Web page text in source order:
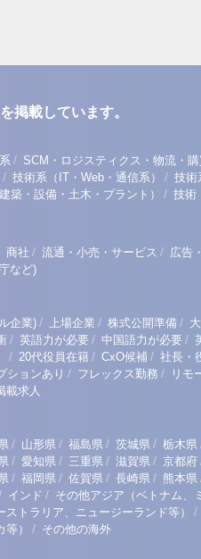
掲載しています。
/ SCM・ロジスティクス・物流・
/ 技術系（IT・Web・通信系） / 技術
築・設備・土木・プラント） / 技術
商社 / 流通・小売・サービス / 広告
など)
企業)/ 上場企業 / 株式公開準備 /
/ 英語力が必要 / 中国語力が必要 /
/ 20代役員在籍 / CxO候補 / 社長・
ションあり / フレックス勤務 / リモ
載求人
/ 山形県 / 福島県 / 茨城県 / 栃木県
/ 愛知県 / 三重県 / 滋賀県 / 京都府
/ 福岡県 / 佐賀県 / 長崎県 / 熊本県
インド / その他アジア（ベトナム、
ストラリア、ニュージーランド等） /
）
/ その他の海外